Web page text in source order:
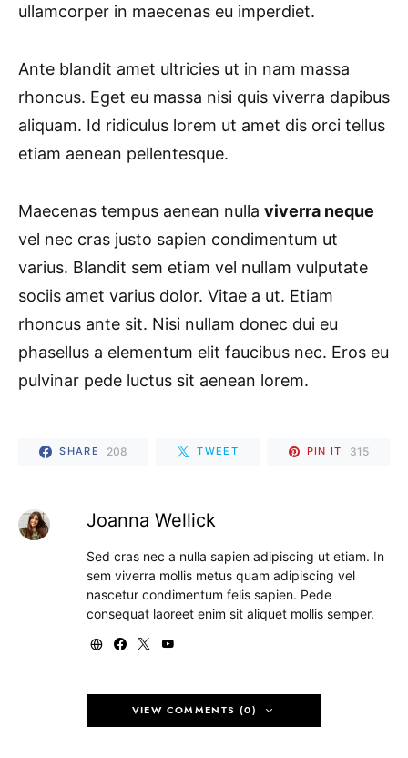
ullamcorper in maecenas eu imperdiet.
Ante blandit amet ultricies ut in nam massa
rhoncus. Eget eu massa nisi quis viverra dapibus
aliquam. Id ridiculus lorem ut amet dis orci tellus
etiam aenean pellentesque.
Maecenas tempus aenean nulla viverra neque
vel nec cras justo sapien condimentum ut
varius. Blandit sem etiam vel nullam vulputate
sociis amet varius dolor. Vitae a ut. Etiam
rhoncus ante sit. Nisi nullam donec dui eu
phasellus a elementum elit faucibus nec. Eros eu
pulvinar pede luctus sit aenean lorem.
SHARE 208 TWEET PIN IT 315
Joanna Wellick
Sed cras nec a nulla sapien adipiscing ut etiam. In
sem viverra mollis metus quam adipiscing vel
nascetur condimentum felis sapien. Pede
consequat laoreet enim sit aliquet mollis semper.
VIEW COMMENTS (0)